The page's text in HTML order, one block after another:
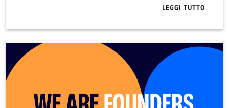
LEGGI TUTTO
ABOUT